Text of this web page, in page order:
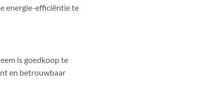
energie-efficiëntie te
is goedkoop te
en betrouwbaar